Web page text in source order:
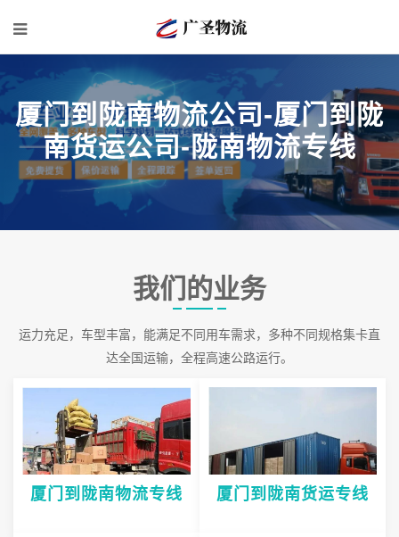
厦门到陇南物流公司-厦门到陇
南货运公司-陇南物流专线
我们的业务
运力充足，车型丰富，能满足不同用车需求，多种不同规格集卡直
达全国运输，全程高速公路运行。
厦门到陇南物流专线 厦门到陇南货运专线